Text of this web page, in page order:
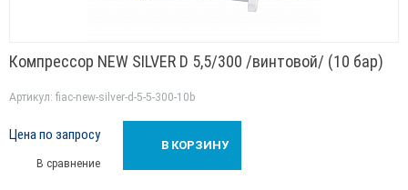
Компрессор NEW SILVER D 5,5/300 /винтовой/ (10 бар)
Артикул: fiac-new-silver-d-5-5-300-10b
Цена по запросу
В сравнение
В КОРЗИНУ